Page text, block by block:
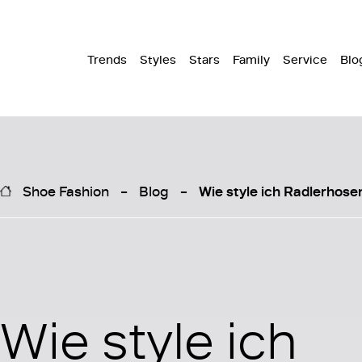
Trends Styles Stars Family Service
Shoe Fashion Blog Wie style ich
Wie style ich